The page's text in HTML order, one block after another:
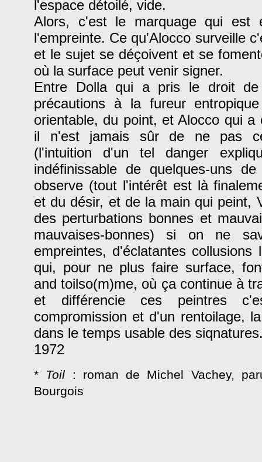
l'espace détoilé, vide.
Alors, c'est le marquage qui est
l'empreinte. Ce qu'Alocco surveille
et le sujet se déçoivent et se
où la surface peut venir signer.
Entre Dolla qui a pris le droit
précautions à la fureur
orientable, du point, et Alocco qui
il n'est jamais sûr de ne pas
(l'intuition d'un tel danger
indéfinissable de quelques-uns
observe (tout l'intérêt est là
et du désir, et de la main qui peint,
des perturbations bonnes et
mauvaises-bonnes) si on ne
empreintes, d'éclatantes collusions
qui, pour ne plus faire surface,
and toilso(m)me, où ça continue à
et différencie ces peintres
compromission et d'un rentoilage,
dans le temps usable des
1972
* Toil : roman de Michel Vachey,
Bourgois